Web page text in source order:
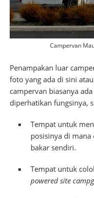
Campervan
Penampakan luar
foto yang ada di sini
campervan biasanya
diperhatikan fungsinya,
Tempat untuk
posisinya di mana
bakar sendiri.
Tempat untuk
powered site